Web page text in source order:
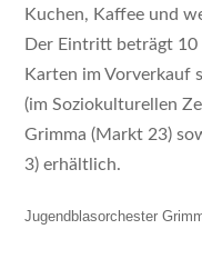
Kuchen, Kaffee und
Der Eintritt beträgt 10
Karten im Vorverkauf
(im Soziokulturellen
Grimma (Markt 23)
3) erhältlich.
Jugendblasorchester